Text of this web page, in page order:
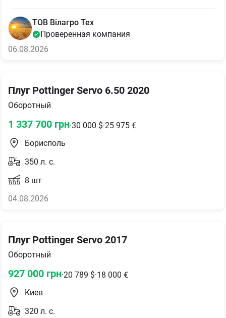
ТОВ Вілагро Тех
Проверенная компания
06.08.2026
Плуг Pottinger Servo 6.50 2020
Оборотный
1 337 700 грн·30 000 $·25 975 €
Борисполь
350 л. с.
8 шт
04.08.2026
Плуг Pottinger Servo 2017
Оборотный
927 000 грн·20 789 $·18 000 €
Киев
320 л. с.